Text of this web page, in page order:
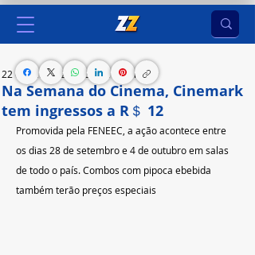
Na Semana do Cinema, Cinemark
tem ingressos a R＄ 12
22 de set. de 2023 3 min de leitura
Promovida pela FENEEC, a ação acontece entre
os dias 28 de setembro e 4 de outubro em salas
de todo o país. Combos com pipoca ebebida
também terão preços especiais